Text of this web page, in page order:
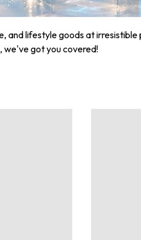
and lifestyle goods at irresistible
we've got you covered!